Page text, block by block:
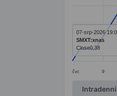
The chart
The chart
čvc 9
07-srp-2026
SMXT:xnas
Close0,38
End of
Intradenní